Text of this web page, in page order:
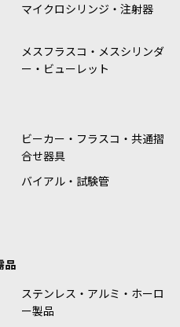
マイクロシリンジ・注射器
メスフラスコ・メスシリンダ
ー・ビューレット
ビーカー・フラスコ・共通摺
合せ器具
バイアル・試験管
品
ステンレス・アルミ・ホーロ
ー製品